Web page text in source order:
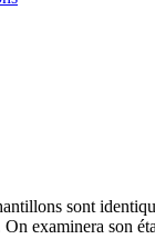
sont
examinera son